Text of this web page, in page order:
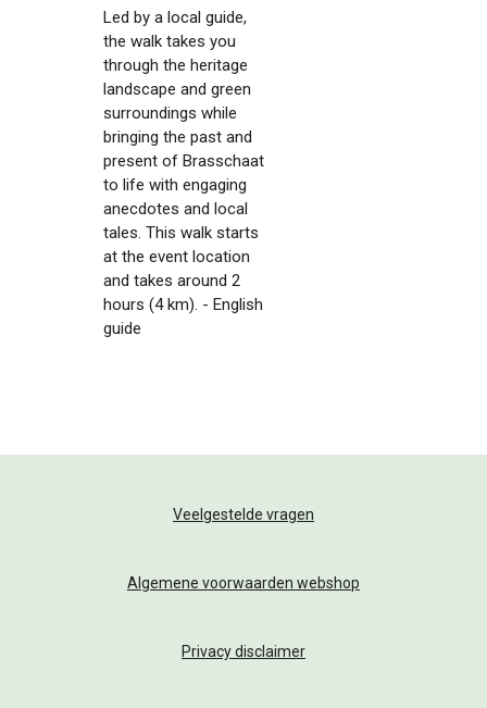
Led by a local guide,
the walk takes you
through the heritage
landscape and green
surroundings while
bringing the past and
present of Brasschaat
to life with engaging
anecdotes and local
tales. This walk starts
at the event location
and takes around 2
hours (4 km). - English
guide
Veelgestelde vragen
Algemene voorwaarden webshop
Privacy disclaimer